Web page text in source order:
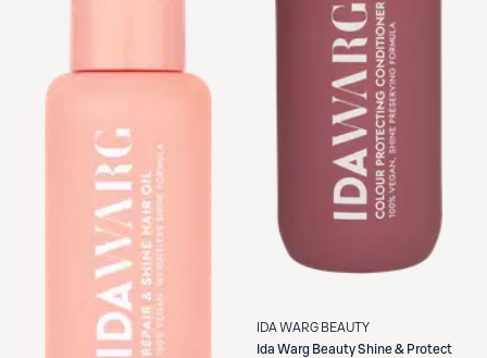
IDA WARG BEAUTY
Ida Warg BeautyShine & Protect